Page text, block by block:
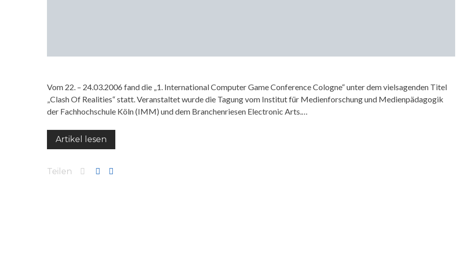
Vom 22. – 24.03.2006 fand die „1. International Computer Game Conference Cologne“ unter dem vielsagenden Titel
„Clash Of Realities“ statt. Veranstaltet wurde die Tagung vom Institut für Medienforschung und Medienpädagogik
der Fachhochschule Köln (IMM) und dem Branchenriesen Electronic Arts.…
Artikel lesen
Teilen